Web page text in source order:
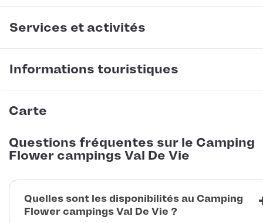
Services et activités
Informations touristiques
Carte
Questions fréquentes sur le Camping
Flower campings Val De Vie
Quelles sont les disponibilités au Camping
Flower campings Val De Vie ?